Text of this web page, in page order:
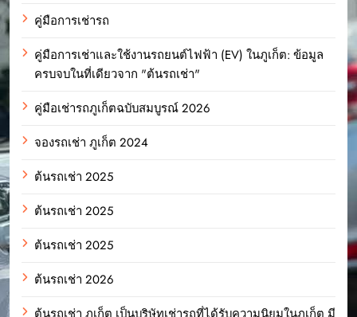
คู่มือการเช่ารถ
คู่มือการเช่าและใช้งานรถยนต์ไฟฟ้า (EV) ในภูเก็ต: ข้อมูล
ครบจบในที่เดียวจาก "ต้นรถเช่า"
คู่มือเช่ารถภูเก็ตฉบับสมบูรณ์ 2026
จองรถเช่า ภูเก็ต 2024
ต้นรถเช่า 2025
ต้นรถเช่า 2025
ต้นรถเช่า 2025
ต้นรถเช่า 2026